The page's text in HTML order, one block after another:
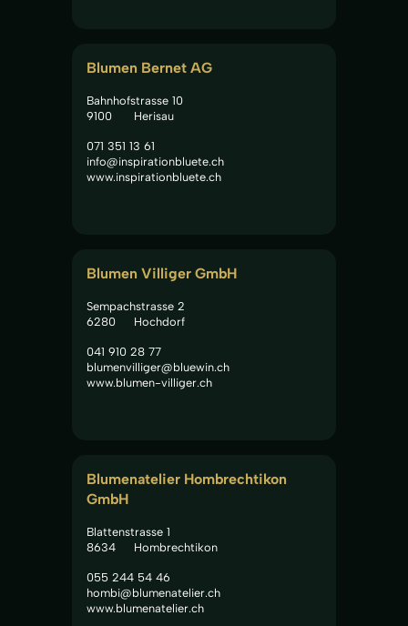
Blumen Bernet AG
Bahnhofstrasse 10
9100
Herisau
071 351 13 61
info@inspirationbluete.ch
www.inspirationbluete.ch
Blumen Villiger GmbH
Sempachstrasse 2
6280
Hochdorf
041 910 28 77
blumenvilliger@bluewin.ch
www.blumen-villiger.ch
Blumenatelier Hombrechtikon
GmbH
Blattenstrasse 1
8634
Hombrechtikon
055 244 54 46
hombi@blumenatelier.ch
www.blumenatelier.ch